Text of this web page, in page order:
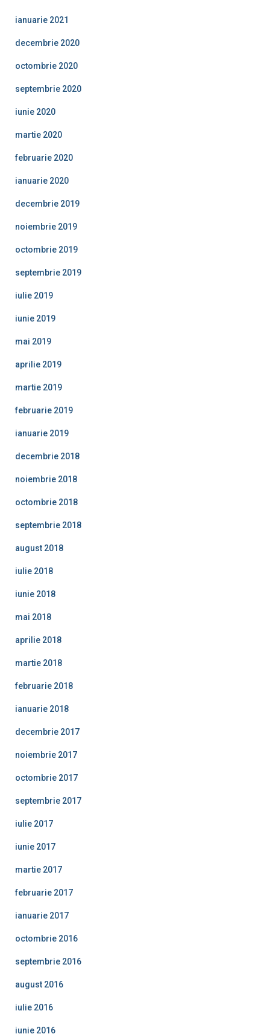
ianuarie 2021
decembrie 2020
octombrie 2020
septembrie 2020
iunie 2020
martie 2020
februarie 2020
ianuarie 2020
decembrie 2019
noiembrie 2019
octombrie 2019
septembrie 2019
iulie 2019
iunie 2019
mai 2019
aprilie 2019
martie 2019
februarie 2019
ianuarie 2019
decembrie 2018
noiembrie 2018
octombrie 2018
septembrie 2018
august 2018
iulie 2018
iunie 2018
mai 2018
aprilie 2018
martie 2018
februarie 2018
ianuarie 2018
decembrie 2017
noiembrie 2017
octombrie 2017
septembrie 2017
iulie 2017
iunie 2017
martie 2017
februarie 2017
ianuarie 2017
octombrie 2016
septembrie 2016
august 2016
iulie 2016
iunie 2016